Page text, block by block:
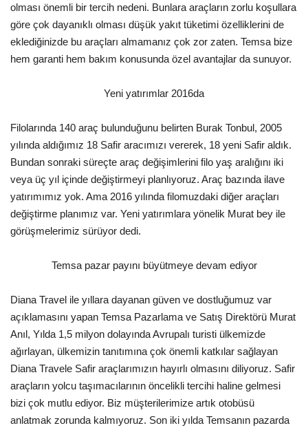
olması önemli bir tercih nedeni. Bunlara araçların zorlu koşullara
göre çok dayanıklı olması düşük yakıt tüketimi özelliklerini de
eklediğinizde bu araçları almamanız çok zor zaten. Temsa bize
hem garanti hem bakım konusunda özel avantajlar da sunuyor.
Yeni yatırımlar 2016da
Filolarında 140 araç bulunduğunu belirten Burak Tonbul, 2005
yılında aldığımız 18 Safir aracımızı vererek, 18 yeni Safir aldık.
Bundan sonraki süreçte araç değişimlerini filo yaş aralığını iki
veya üç yıl içinde değiştirmeyi planlıyoruz. Araç bazında ilave
yatırımımız yok. Ama 2016 yılında filomuzdaki diğer araçları
değiştirme planımız var. Yeni yatırımlara yönelik Murat bey ile
görüşmelerimiz sürüyor dedi.
Temsa pazar payını büyütmeye devam ediyor
Diana Travel ile yıllara dayanan güven ve dostluğumuz var
açıklamasını yapan Temsa Pazarlama ve Satış Direktörü Murat
Anıl, Yılda 1,5 milyon dolayında Avrupalı turisti ülkemizde
ağırlayan, ülkemizin tanıtımına çok önemli katkılar sağlayan
Diana Travele Safir araçlarımızın hayırlı olmasını diliyoruz. Safir
araçların yolcu taşımacılarının öncelikli tercihi haline gelmesi
bizi çok mutlu ediyor. Biz müşterilerimize artık otobüsü
anlatmak zorunda kalmıyoruz. Son iki yılda Temsanın pazarda